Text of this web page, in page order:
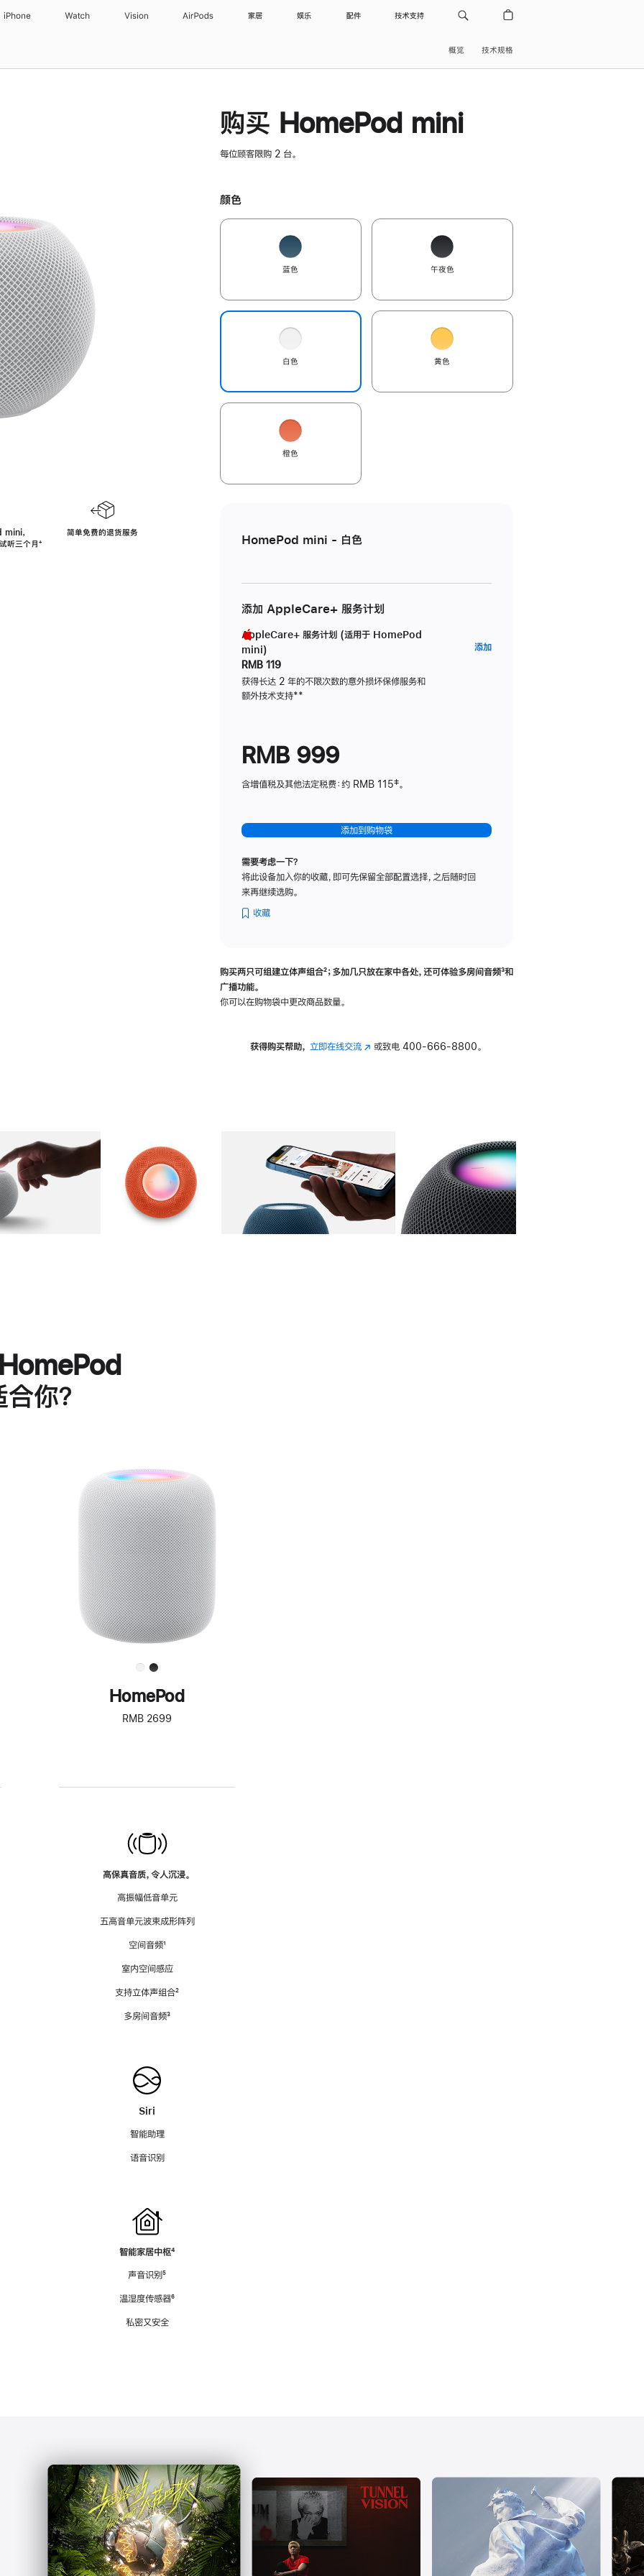
iPhone Watch Vision AirPods 家居 娱乐 配件 技术支持
概览 技术规格
，
听三个月脚
⁺
简单免费的退货服务
购买 HomePod mini
每位顾客限购 2 台。
颜色
蓝色 午夜色
白色 黄色
橙色
HomePod mini - 白色
添加 AppleCare+ 服务计划
AppleCare+ 服务计划 (适用于 HomePod
mini)
RMB 119
获得长达 2 年的不限次数的意外损坏保修服务和
额外技术支持脚
**
添加AppleCare+
RMB 999
含增值税及其他法定税费：约 RMB 115‡。
添加到购物袋
需要考虑一下？
将此设备加入你的收藏，即可先保留全部配置选择，之后随时回
来再继续选购。
收藏
购买两只可组建立体声组合脚
²；多加几只放在家中各处，还可体验多‍房‍间音频脚
³和
广播功能。
你可以在购物袋中更改商品数量。
获得购买帮助， 立即在线交流(在 或致电 400-666-8800。
图库 图像 图库 图像 图库 图像 4 图库 图像 5
你？
进
一
步
了
解
HomePod<
HomePod
RMB 2699
高保真音质，令人沉浸。
高振幅低音单元
五高音单元波束成形阵列
空间音频脚
¹
室内空间感应
支持立体声组合脚
²
多房间音频脚
³
Siri
智能助理
语音识别
智能家居中枢脚
⁴
声音识别脚
⁵
温湿度传感器脚
⁶
私密又安全